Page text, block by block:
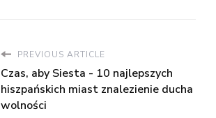
PREVIOUS ARTICLE
Czas, aby Siesta - 10 najlepszych
hiszpańskich miast znalezienie ducha
wolności